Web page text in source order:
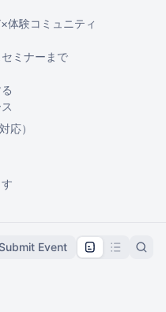
体験コミュニティ
ミナーまで
応）
Event